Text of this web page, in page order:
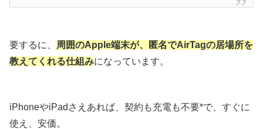
要するに、 周囲のApple端末が、 匿名でAirTagの居場所を
教えてくれる仕組みになっています。
iPhoneやiPadさえあれば、契約も充電も不要*で、すぐに
使え、安価。